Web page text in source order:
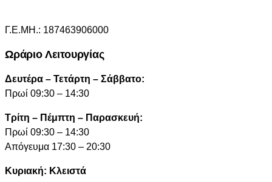
Γ.Ε.ΜΗ.: 187463906000
Ωράριο Λειτουργίας
Δευτέρα – Τετάρτη – Σάββατο:
Πρωί 09:30 – 14:30
Τρίτη – Πέμπτη – Παρασκευή:
Πρωί 09:30 – 14:30
Απόγευμα 17:30 – 20:30
Κυριακή: Κλειστά